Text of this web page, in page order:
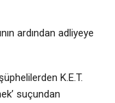
ardından adliyeye
K.E.T.
suçundan